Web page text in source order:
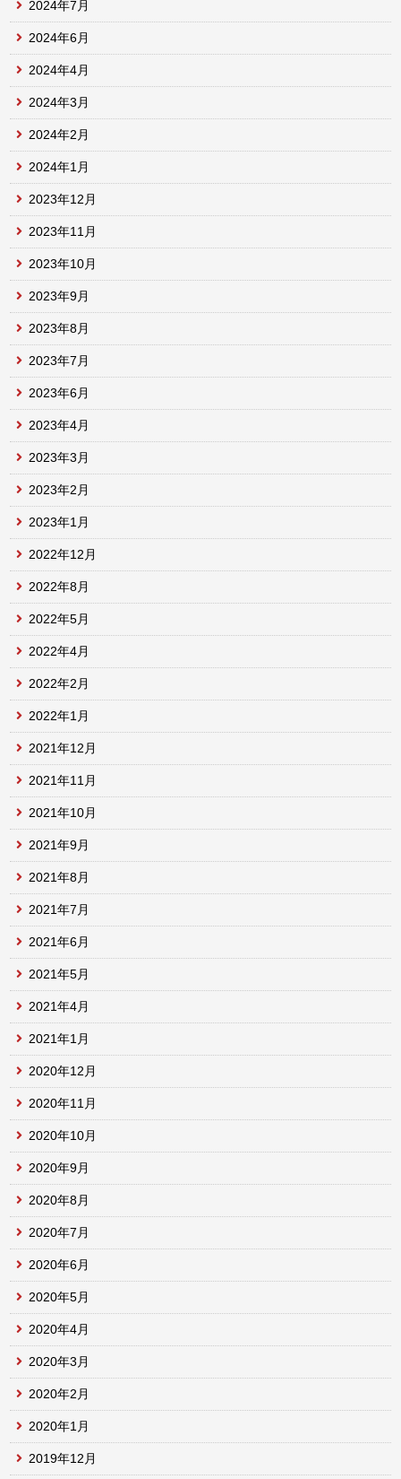
2024年7月
2024年6月
2024年4月
2024年3月
2024年2月
2024年1月
2023年12月
2023年11月
2023年10月
2023年9月
2023年8月
2023年7月
2023年6月
2023年4月
2023年3月
2023年2月
2023年1月
2022年12月
2022年8月
2022年5月
2022年4月
2022年2月
2022年1月
2021年12月
2021年11月
2021年10月
2021年9月
2021年8月
2021年7月
2021年6月
2021年5月
2021年4月
2021年1月
2020年12月
2020年11月
2020年10月
2020年9月
2020年8月
2020年7月
2020年6月
2020年5月
2020年4月
2020年3月
2020年2月
2020年1月
2019年12月